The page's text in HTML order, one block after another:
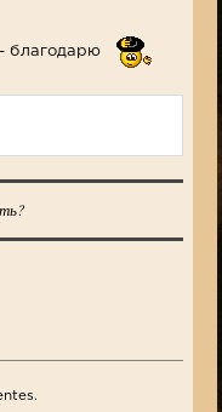
благодарю